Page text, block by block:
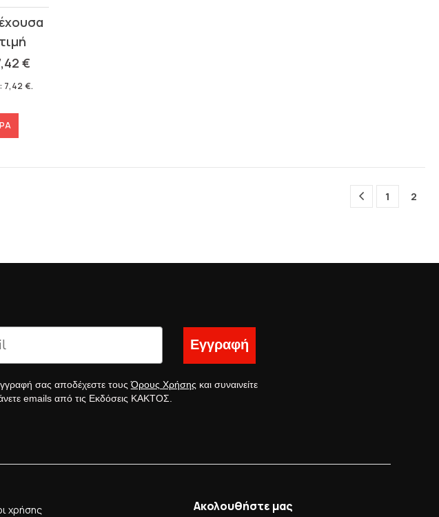
€
7,42€.
1 2
Εγγραφή
σας αποδέχεστε τουςΌρους Χρήσης και συναινείτε
emails από τις Εκδόσεις ΚΑΚΤΟΣ.
χρήσης
Ακολουθήστε μας